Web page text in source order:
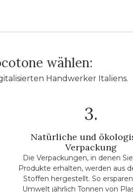
wählen:
Handwerker Italiens.
3.
Natürliche und
Verpackung
Die Verpackungen, in denen
Produkte erhalten, werden aus
Stoffen hergestellt. So
Umwelt jährlich Tonnen von